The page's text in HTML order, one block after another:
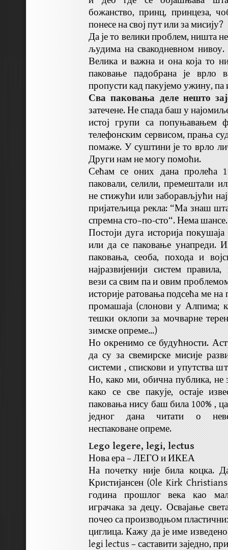
божанство, принц, принцеза,
понесе на свој пут или за мисију?
Да је то велики проблем, ништа
људима на свакодневном нивоу.
Велика и важна и она која то
паковање падобрана је
пропусти кад пакујемо ужину, па
Сва паковања деле нешто
затечене. Не спада баш у
истој групи са попуњавањем
телефонским сервисом, прања
помаже. У суштини је то врло
Други нам не могу помоћи.
Сећам се оних дана пролећа
паковали, селили, премештали
не стижући или заборављјући
пријатељица рекла: “Ма знаш
спремна сто–по-сто“. Нема шансе.
Постоји дуга историја
или да се паковање унапреди.
паковања, сеоба, похода и
најразвијенији систем
вези са свим па и овим
историје ратовања подсећа ме на
промашаја (слонови у Алпима;
тешки оклопи за мочварне
зимске опреме…)
Но окренимо се будућности.
да су за свемирске мисије
системи , спискови и упутства
Но, како ми, обична публика,
како се све пакује, остаје
паковања нису баш била 100% ,
једног дана читати о
неспаковане опреме.
Lego legere, legi, lectus
Нова ера – ЛЕГО и ИКЕА
На почетку није била коцка.
Кристијансен (Ole Kirk
година прошлог века као
играчака за децу. Освајање
почео са производњом
циглица. Кажу да је име
legi lectus – саставити заједно,